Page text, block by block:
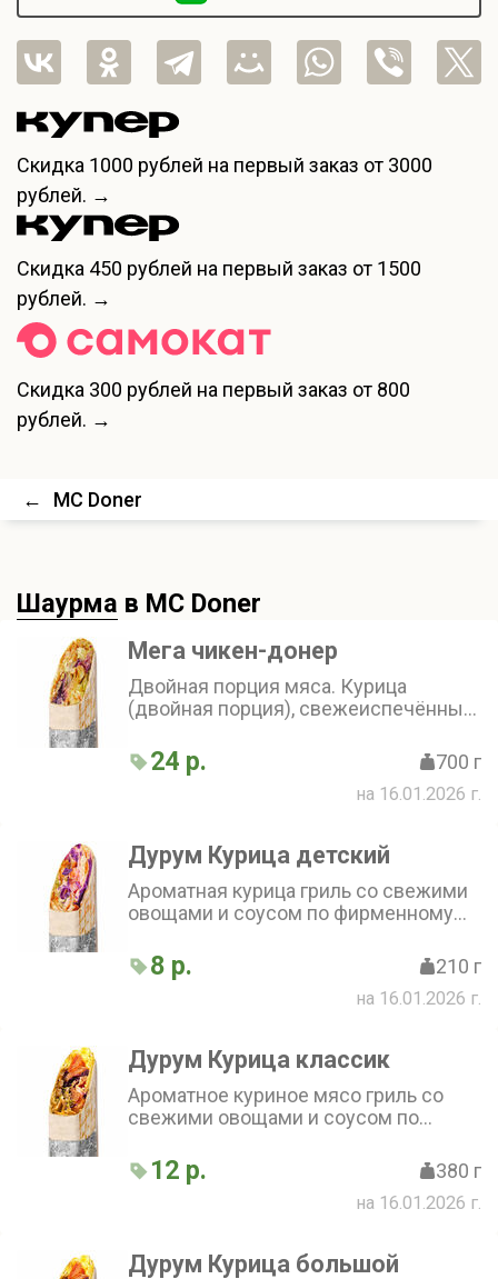
Скидка 1000 рублей на первый заказ от 3000
рублей. →
Скидка 450 рублей на первый заказ от 1500
рублей. →
Скидка 300 рублей на первый заказ от 800
рублей. →
← MC Doner
Шаурма в MC Doner
Мега чикен-донер
Двойная порция мяса. Курица
(двойная порция), свежеиспечённый
хрустящий маринованный огурчик и
сочетание двух соусов: фирменного
24 р. 700 г
на 16.01.2026 г.
Дурум Курица детский
Ароматная курица гриль со свежими
овощами и соусом по фирменному
бездрожжевой лаваш. Соус на выбор
8 р. 210 г
на 16.01.2026 г.
Дурум Курица классик
Ароматное куриное мясо гриль со
свежими овощами и соусом по
тонкий бездрожжевой лаваш
12 р. 380 г
на 16.01.2026 г.
Дурум Курица большой